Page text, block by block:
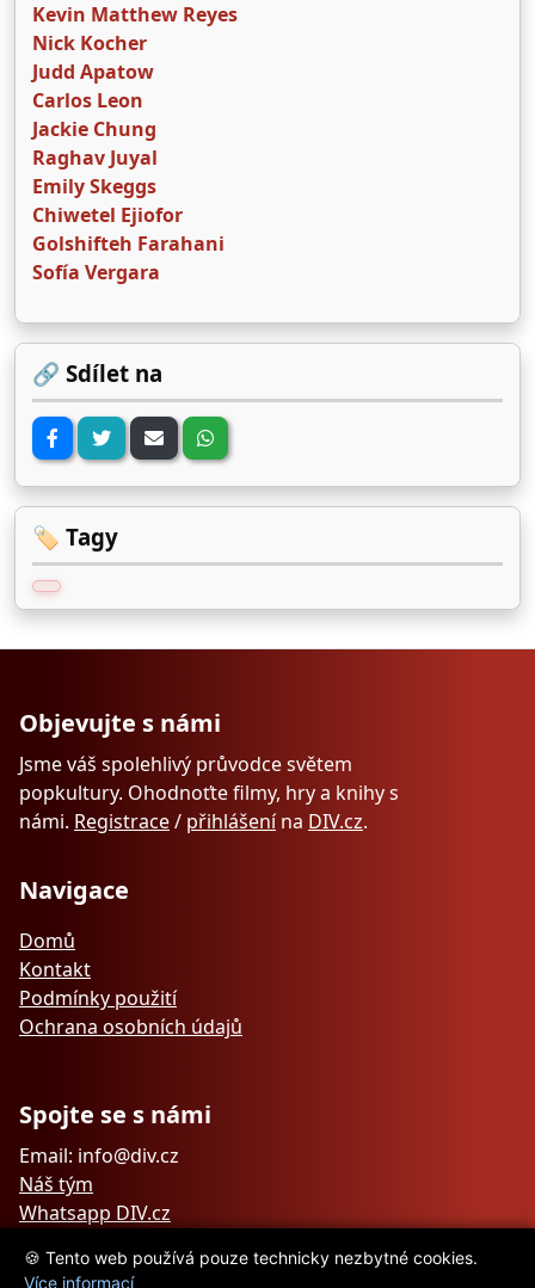
Kevin Matthew Reyes
Nick Kocher
Judd Apatow
Carlos Leon
Jackie Chung
Raghav Juyal
Emily Skeggs
Chiwetel Ejiofor
Golshifteh Farahani
Sofía Vergara
🔗 Sdílet na
🏷️ Tagy
Objevujte s námi
Jsme váš spolehlivý průvodce světem
popkultury. Ohodnoťte filmy, hry a knihy s
námi. Registrace/ přihlášenína DIV.cz.
Navigace
Domů
Kontakt
Podmínky použití
Ochrana osobních údajů
Spojte se s námi
Email: info@div.cz
Náš tým
Whatsapp DIV.cz
🍪 Tento web používá pouze technicky nezbytné cookies.
Více informací